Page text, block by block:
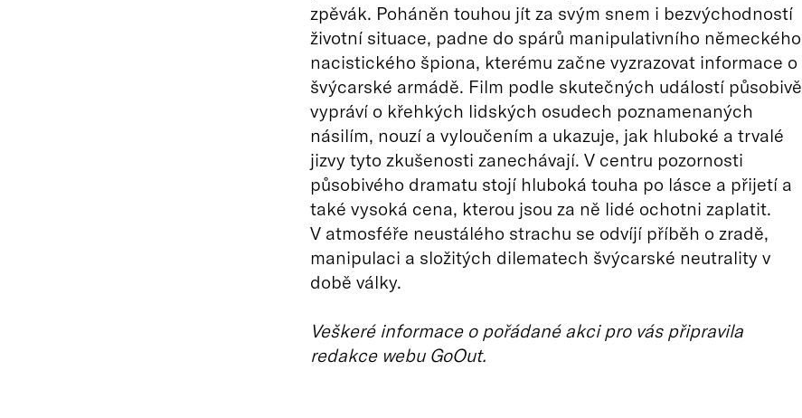
zpěvák. Poháněn touhou jít za svým snem i bezvýchodností
životní situace, padne do spárů manipulativního německého
nacistického špiona, kterému začne vyzrazovat informace o
švýcarské armádě. Film podle skutečných událostí působivě
vypráví o křehkých lidských osudech poznamenaných
násilím, nouzí a vyloučením a ukazuje, jak hluboké a trvalé
jizvy tyto zkušenosti zanechávají. V centru pozornosti
působivého dramatu stojí hluboká touha po lásce a přijetí a
také vysoká cena, kterou jsou za ně lidé ochotni zaplatit.
V atmosféře neustálého strachu se odvíjí příběh o zradě,
manipulaci a složitých dilematech švýcarské neutrality v
době války.
Veškeré informace o pořádané akci pro vás připravila
redakce webu GoOut.